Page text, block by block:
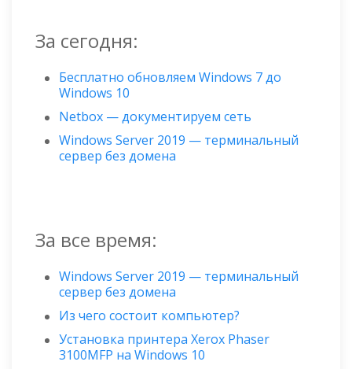
За сегодня:
Бесплатно обновляем Windows 7 до
Windows 10
Netbox — документируем сеть
Windows Server 2019 — терминальный
сервер без домена
За все время:
Windows Server 2019 — терминальный
сервер без домена
Из чего состоит компьютер?
Установка принтера Xerox Phaser
3100MFP на Windows 10